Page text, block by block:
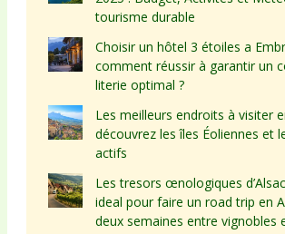
tourisme durable
Choisir un hôtel 3 étoiles a
comment réussir à garantir un
literie optimal ?
Les meilleurs endroits à visiter
découvrez les îles Éoliennes et
actifs
Les tresors œnologiques
ideal pour faire un road trip en
deux semaines entre vignobles